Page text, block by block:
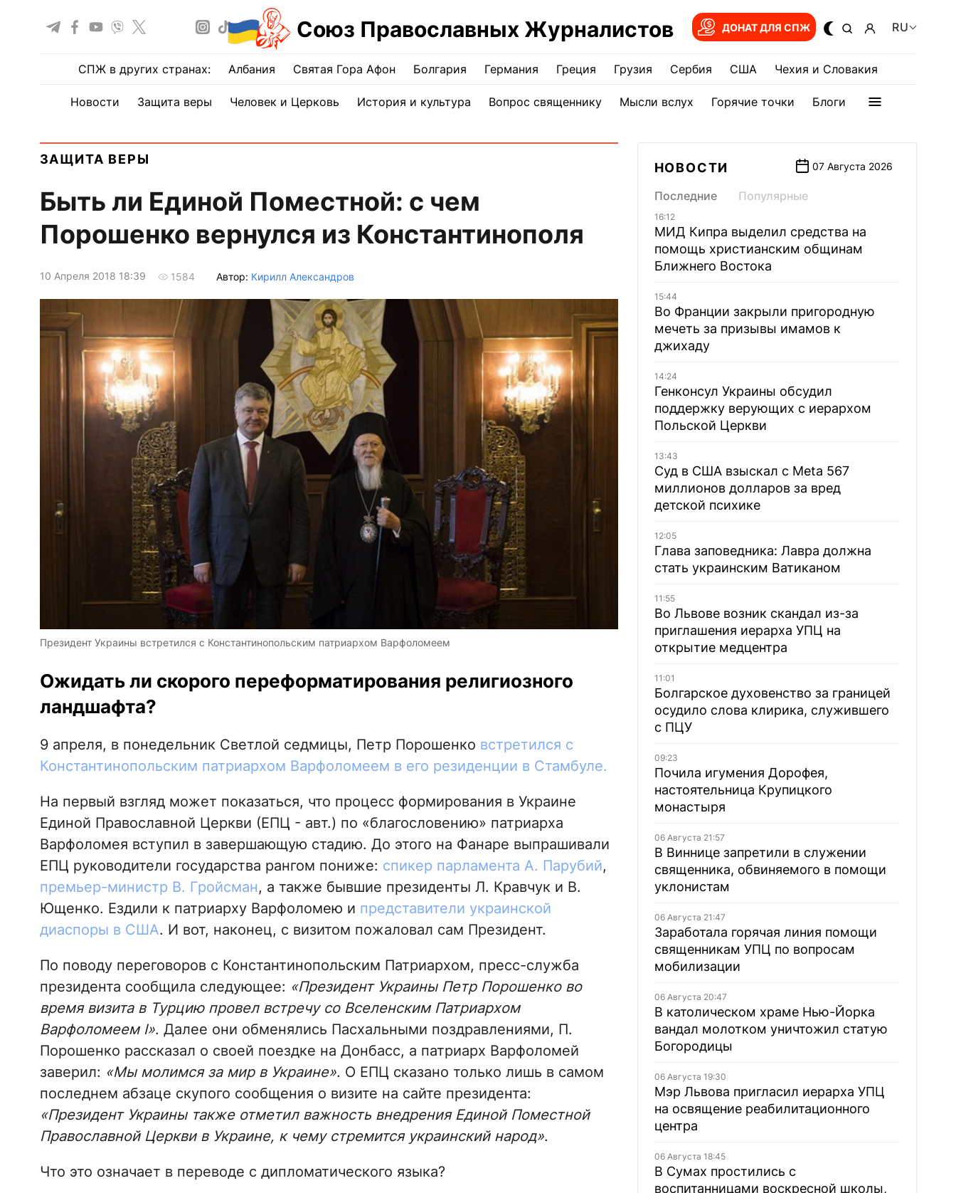
Союз Православных Журналистов ДОНАТ ДЛЯ СПЖ RU
СПЖ в других странах: Албания Святая Гора Афон Болгария Германия Греция Грузия Сербия США Чехия и Словакия
Новости Защита веры Человек и Церковь История и культура Вопрос священнику Мысли вслух Горячие точки Блоги
ЗАЩИТА ВЕРЫ
Быть ли Единой Поместной: с чем
Порошенко вернулся из Константинополя
10 Апреля 2018 18:39 1584 Автор: Кирилл Александров
Президент Украины встретился с Константинопольским патриархом Варфоломеем
Ожидать ли скорого переформатирования религиозного
ландшафта?
9 апреля, в понедельник Светлой седмицы, Петр Порошенко встретился с
Константинопольским патриархом Варфоломеем в его резиденции в Стамбуле.
На первый взгляд может показаться, что процесс формирования в Украине
Единой Православной Церкви (ЕПЦ - авт.) по «благословению» патриарха
Варфоломея вступил в завершающую стадию. До этого на Фанаре выпрашивали
ЕПЦ руководители государства рангом пониже: спикер парламента А. Парубий,
премьер-министр В. Гройсман, а также бывшие президенты Л. Кравчук и В.
Ющенко. Ездили к патриарху Варфоломею и представители украинской
диаспоры в США. И вот, наконец, с визитом пожаловал сам Президент.
По поводу переговоров с Константинопольским Патриархом, пресс-служба
президента сообщила следующее: «Президент Украины Петр Порошенко во
время визита в Турцию провел встречу со Вселенским Патриархом
Варфоломеем I». Далее они обменялись Пасхальными поздравлениями, П.
Порошенко рассказал о своей поездке на Донбасс, а патриарх Варфоломей
заверил: «Мы молимся за мир в Украине». О ЕПЦ сказано только лишь в самом
последнем абзаце скупого сообщения о визите на сайте президента:
«Президент Украины также отметил важность внедрения Единой Поместной
Православной Церкви в Украине, к чему стремится украинский народ».
Что это означает в переводе с дипломатического языка?
НОВОСТИ 07 Августа 2026
Последние Популярные
16:12
МИД Кипра выделил средства на
помощь христианским общинам
Ближнего Востока
15:44
Во Франции закрыли пригородную
мечеть за призывы имамов к
джихаду
14:24
Генконсул Украины обсудил
поддержку верующих с иерархом
Польской Церкви
13:43
Суд в США взыскал с Meta 567
миллионов долларов за вред
детской психике
12:05
Глава заповедника: Лавра должна
стать украинским Ватиканом
11:55
Во Львове возник скандал из-за
приглашения иерарха УПЦ на
открытие медцентра
11:01
Болгарское духовенство за границей
осудило слова клирика, служившего
с ПЦУ
09:23
Почила игумения Дорофея,
настоятельница Крупицкого
монастыря
06 Августа 21:57
В Виннице запретили в служении
священника, обвиняемого в помощи
уклонистам
06 Августа 21:47
Заработала горячая линия помощи
священникам УПЦ по вопросам
мобилизации
06 Августа 20:47
В католическом храме Нью-Йорка
вандал молотком уничтожил статую
Богородицы
06 Августа 19:30
Мэр Львова пригласил иерарха УПЦ
на освящение реабилитационного
центра
06 Августа 18:45
В Сумах простились с
воспитанницами воскресной школы,